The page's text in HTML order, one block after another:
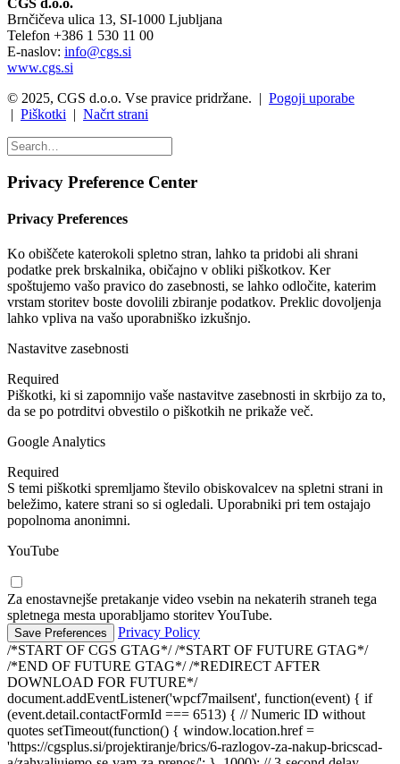
Brnčičeva ulica 13, SI-1000 Ljubljana
Telefon +386 1 530 11 00
E-naslov: info@cgs.si
www.cgs.si
© 2025, CGS d.o.o. Vse pravice pridržane. | Pogoji uporabe
| Piškotki | Načrt strani
Privacy Preference Center
Privacy Preferences
Ko obiščete katerokoli spletno stran, lahko ta pridobi ali shrani
podatke prek brskalnika, običajno v obliki piškotkov. Ker
spoštujemo vašo pravico do zasebnosti, se lahko odločite, katerim
vrstam storitev boste dovolili zbiranje podatkov. Preklic dovoljenja
lahko vpliva na vašo uporabniško izkušnjo.
Nastavitve zasebnosti
Required
Piškotki, ki si zapomnijo vaše nastavitve zasebnosti in skrbijo za to,
da se po potrditvi obvestilo o piškotkih ne prikaže več.
Google Analytics
Required
S temi piškotki spremljamo število obiskovalcev na spletni strani in
beležimo, katere strani so si ogledali. Uporabniki pri tem ostajajo
popolnoma anonimni.
YouTube
Za enostavnejše pretakanje video vsebin na nekaterih straneh tega
spletnega mesta uporabljamo storitev YouTube.
Privacy Policy
/*START OF CGS GTAG*//*START OF FUTURE GTAG*/
/*END OF FUTURE GTAG*/ /*REDIRECT AFTER
DOWNLOAD FOR FUTURE*/
document.addEventListener('wpcf7mailsent', function(event) { if
(event.detail.contactFormId === 6513) { // Numeric ID without
quotes setTimeout(function() { window.location.href =
'https://cgsplus.si/projektiranje/brics/6-razlogov-za-nakup-bricscad-